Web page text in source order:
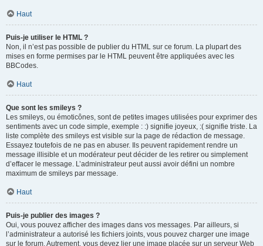
Haut
Puis-je utiliser le HTML ?
Non, il n’est pas possible de publier du HTML sur ce forum. La plupart des
mises en forme permises par le HTML peuvent être appliquées avec les
BBCodes.
Haut
Que sont les smileys ?
Les smileys, ou émoticônes, sont de petites images utilisées pour exprimer des
sentiments avec un code simple, exemple : :) signifie joyeux, :( signifie triste. La
liste complète des smileys est visible sur la page de rédaction de message.
Essayez toutefois de ne pas en abuser. Ils peuvent rapidement rendre un
message illisible et un modérateur peut décider de les retirer ou simplement
d’effacer le message. L’administrateur peut aussi avoir défini un nombre
maximum de smileys par message.
Haut
Puis-je publier des images ?
Oui, vous pouvez afficher des images dans vos messages. Par ailleurs, si
l’administrateur a autorisé les fichiers joints, vous pouvez charger une image
sur le forum. Autrement, vous devez lier une image placée sur un serveur Web